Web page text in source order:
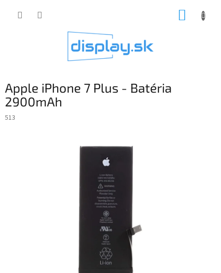
Apple iPhone 7 Plus - Batéria
2900mAh
513